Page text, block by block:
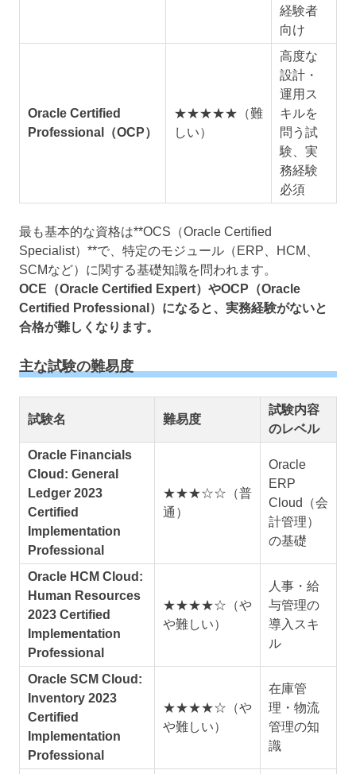
経験者
向け
Oracle Certified
Professional（OCP）
★★★★★（難
しい）
高度な
設計・
運用ス
キルを
問う試
験、実
務経験
必須
最も基本的な資格は**OCS（Oracle Certified
Specialist）**で、特定のモジュール（ERP、HCM、
SCMなど）に関する基礎知識を問われます。
OCE（Oracle Certified Expert）やOCP（Oracle
Certified Professional）になると、実務経験がないと
合格が難しくなります。
主な試験の難易度
試験名 難易度
試験内容
のレベル
Oracle Financials
Cloud: General
Ledger 2023
Certified
Implementation
Professional
★★★☆☆（普
通）
Oracle
ERP
Cloud（会
計管理）
の基礎
Oracle HCM Cloud:
Human Resources
2023 Certified
Implementation
Professional
★★★★☆（や
や難しい）
人事・給
与管理の
導入スキ
ル
Oracle SCM Cloud:
Inventory 2023
Certified
Implementation
Professional
★★★★☆（や
や難しい）
在庫管
理・物流
管理の知
識